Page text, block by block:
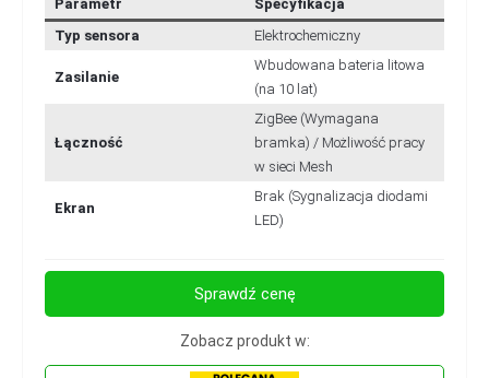
Parametr
Specyfikacja
Typ sensora
Elektrochemiczny
Zasilanie
Wbudowana bateria litowa
(na 10 lat)
Łączność
ZigBee (Wymagana
bramka) / Możliwość pracy
w sieci Mesh
Ekran
Brak (Sygnalizacja diodami
LED)
Sprawdź cenę
Zobacz produkt w: